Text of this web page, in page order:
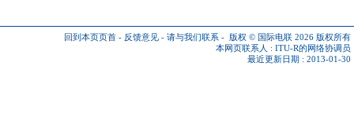
回到本页页首 - 反馈意见 - 请与我们联系 - 版权 © 国际电联 2026 版权所有
本网页联系人 : ITU-R的网络协调员
最近更新日期 : 2013-01-30